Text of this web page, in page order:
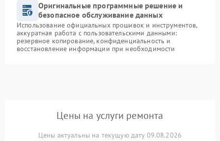
Оригинальные программные решение и
безопасное обслуживание данных
Использование официальных прошивок и инструментов,
аккуратная работа с пользовательскими данными:
резервное копирование, конфиденциальность и
восстановление информации при необходимости
Цены на услуги ремонта
Цены актуальны на текущую дату 09.08.2026